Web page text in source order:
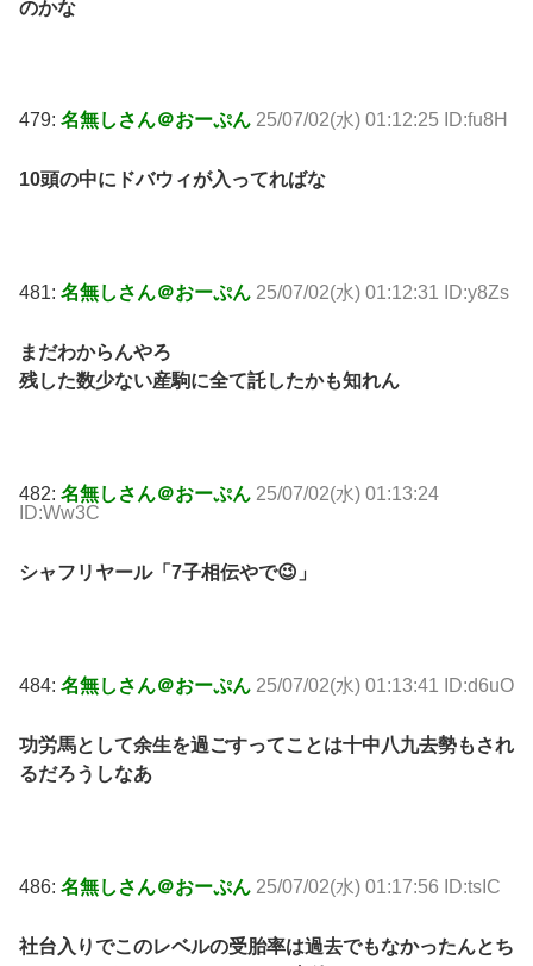
のかな
479: 名無しさん＠おーぷん 25/07/02(水) 01:12:25 ID:fu8H
10頭の中にドバウィが入ってればな
481: 名無しさん＠おーぷん 25/07/02(水) 01:12:31 ID:y8Zs
まだわからんやろ
残した数少ない産駒に全て託したかも知れん
482: 名無しさん＠おーぷん 25/07/02(水) 01:13:24
ID:Ww3C
シャフリヤール「7子相伝やで😉」
484: 名無しさん＠おーぷん 25/07/02(水) 01:13:41 ID:d6uO
功労馬として余生を過ごすってことは十中八九去勢もされ
るだろうしなあ
486: 名無しさん＠おーぷん 25/07/02(水) 01:17:56 ID:tsIC
社台入りでこのレベルの受胎率は過去でもなかったんとち